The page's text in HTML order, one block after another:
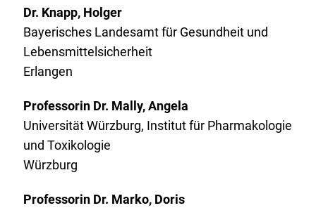
Dr. Knapp, Holger
Bayerisches Landesamt für Gesundheit und
Lebensmittelsicherheit
Erlangen
Professorin Dr. Mally, Angela
Universität Würzburg, Institut für Pharmakologie
und Toxikologie
Würzburg
Professorin Dr. Marko, Doris